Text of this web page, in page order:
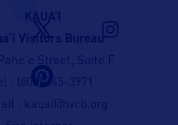
KAUA’I
Visitors Bureau
Street, Suite F
: (808) 245-3971
: kauai@hvcb.org